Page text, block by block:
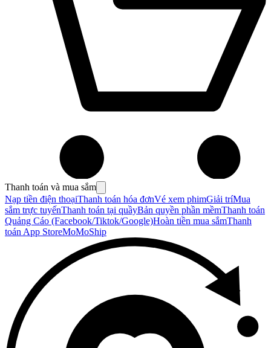
Thanh toán và mua sắm
Nạp tiền điện thoạiThanh toán hóa đơnVé xem phimGiải tríMua
sắm trực tuyếnThanh toán tại quầyBản quyền phần mềmThanh toán
Quảng Cáo (Facebook/Tiktok/Google)Hoàn tiền mua sắmThanh
toán App StoreMoMoShip